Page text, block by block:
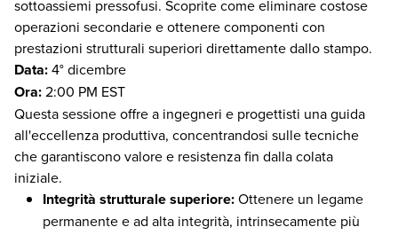
sottoassiemi pressofusi. Scoprite come eliminare costose
operazioni secondarie e ottenere componenti con
prestazioni strutturali superiori direttamente dallo stampo.
Data:4°dicembre
Ora:2:00 PM EST
Questa sessione offre a ingegneri e progettisti una guida
all'eccellenza produttiva, concentrandosi sulle tecniche
che garantiscono valore e resistenza fin dalla colata
iniziale.
Integrità strutturale superiore:Ottenere un legame
permanente e ad alta integrità, intrinsecamente più